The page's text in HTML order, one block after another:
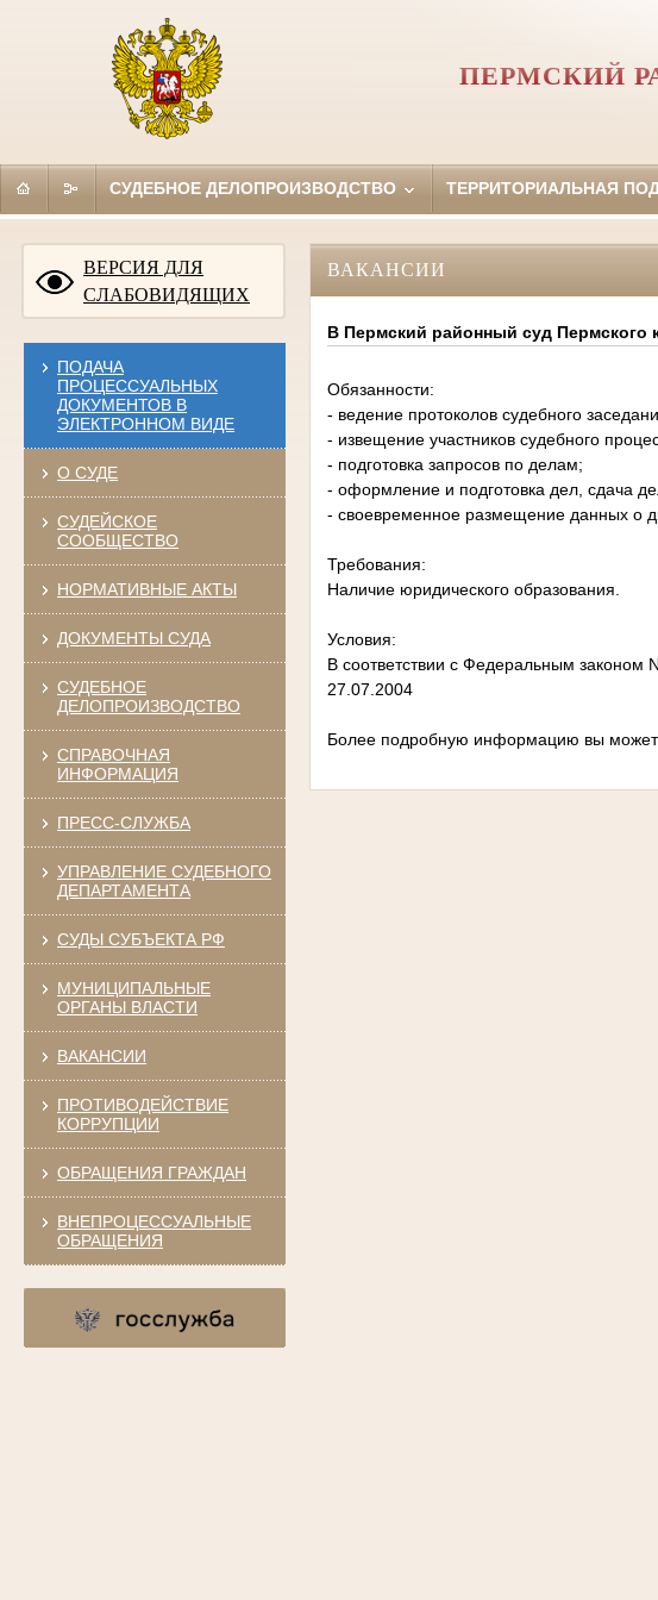
ПЕРМСКИЙ
СУДЕБНОЕ ДЕЛОПРОИЗВОДСТВО ТЕРРИТОРИАЛЬНАЯ
ВЕРСИЯ ДЛЯ
СЛАБОВИДЯЩИХ
ПОДАЧА
ПРОЦЕССУАЛЬНЫХ
ДОКУМЕНТОВ В
ЭЛЕКТРОННОМ ВИДЕ
О СУДЕ
СУДЕЙСКОЕ
СООБЩЕСТВО
НОРМАТИВНЫЕ АКТЫ
ДОКУМЕНТЫ СУДА
СУДЕБНОЕ
ДЕЛОПРОИЗВОДСТВО
СПРАВОЧНАЯ
ИНФОРМАЦИЯ
ПРЕСС-СЛУЖБА
УПРАВЛЕНИЕ СУДЕБНОГО
ДЕПАРТАМЕНТА
СУДЫ СУБЪЕКТА РФ
МУНИЦИПАЛЬНЫЕ
ОРГАНЫ ВЛАСТИ
ВАКАНСИИ
ПРОТИВОДЕЙСТВИЕ
КОРРУПЦИИ
ОБРАЩЕНИЯ ГРАЖДАН
ВНЕПРОЦЕССУАЛЬНЫЕ
ОБРАЩЕНИЯ
ВАКАНСИИ
В Пермский районный суд Пермского
Обязанности:
- ведение протоколов судебного
- извещение участников судебного
- подготовка запросов по делам;
- оформление и подготовка дел, сдача
- своевременное размещение данных о
Требования:
Наличие юридического образования.
Условия:
В соответствии с Федеральным законом
27.07.2004
Более подробную информацию вы